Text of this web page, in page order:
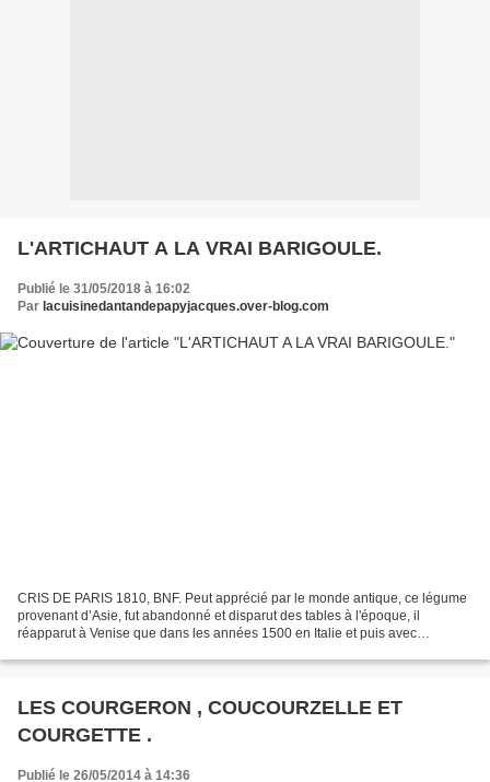
L'ARTICHAUT A LA VRAI BARIGOULE.
Publié le 31/05/2018 à 16:02
Par lacuisinedantandepapyjacques.over-blog.com
CRIS DE PARIS 1810, BNF. Peut apprécié par le monde antique, ce légume
provenant d’Asie, fut abandonné et disparut des tables à l'époque, il
réapparut à Venise que dans les années 1500 en Italie et puis avec
LES COURGERON , COUCOURZELLE ET
COURGETTE .
Publié le 26/05/2014 à 14:36